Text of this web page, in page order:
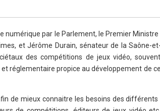
numérique par le Parlement, le Premier Ministre
et Jérôme Durain, sénateur de la Saône-
des compétitions de jeux vidéo,
réglementaire propice au développement de
de mieux connaitre les besoins des